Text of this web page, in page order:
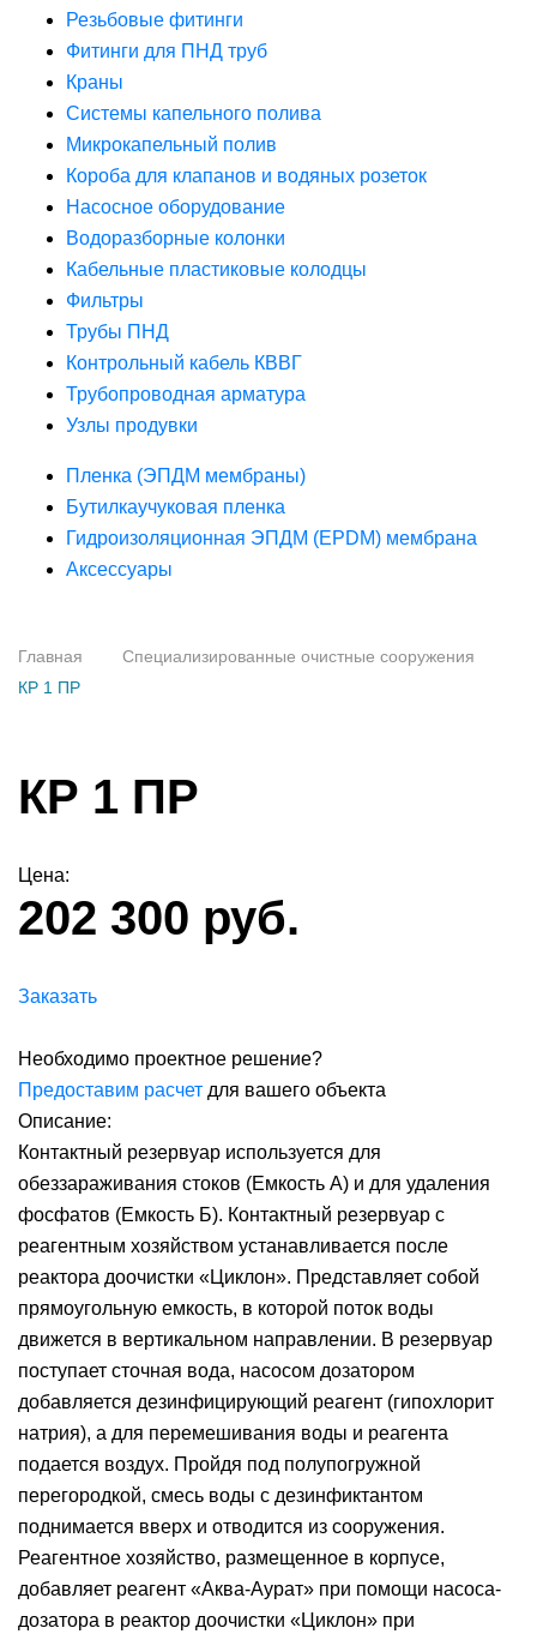
Резьбовые фитинги
Фитинги для ПНД труб
Краны
Системы капельного полива
Микрокапельный полив
Короба для клапанов и водяных розеток
Насосное оборудование
Водоразборные колонки
Кабельные пластиковые колодцы
Фильтры
Трубы ПНД
Контрольный кабель КВВГ
Трубопроводная арматура
Узлы продувки
Пленка (ЭПДМ мембраны)
Бутилкаучуковая пленка
Гидроизоляционная ЭПДМ (EPDM) мембрана
Аксессуары
Главная
Специализированные очистные сооружения
КР 1 ПР
КР 1 ПР
Цена:
202 300 руб.
Заказать
Необходимо проектное решение?
Предоставим расчет для вашего объекта
Описание:
Контактный резервуар используется для
обеззараживания стоков (Емкость А) и для удаления
фосфатов (Емкость Б). Контактный резервуар с
реагентным хозяйством устанавливается после
реактора доочистки «Циклон». Представляет собой
прямоугольную емкость, в которой поток воды
движется в вертикальном направлении. В резервуар
поступает сточная вода, насосом дозатором
добавляется дезинфицирующий реагент (гипохлорит
натрия), а для перемешивания воды и реагента
подается воздух. Пройдя под полупогружной
перегородкой, смесь воды с дезинфиктантом
поднимается вверх и отводится из сооружения.
Реагентное хозяйство, размещенное в корпусе,
добавляет реагент «Аква-Аурат» при помощи насоса-
дозатора в реактор доочистки «Циклон» при